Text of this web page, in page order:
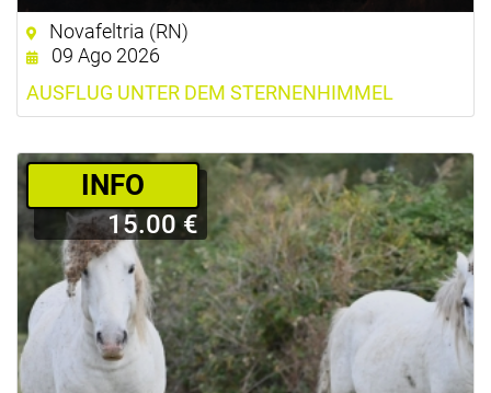
Novafeltria (RN)
09 Ago 2026
AUSFLUG UNTER DEM STERNENHIMMEL
­INFO
15.00 €